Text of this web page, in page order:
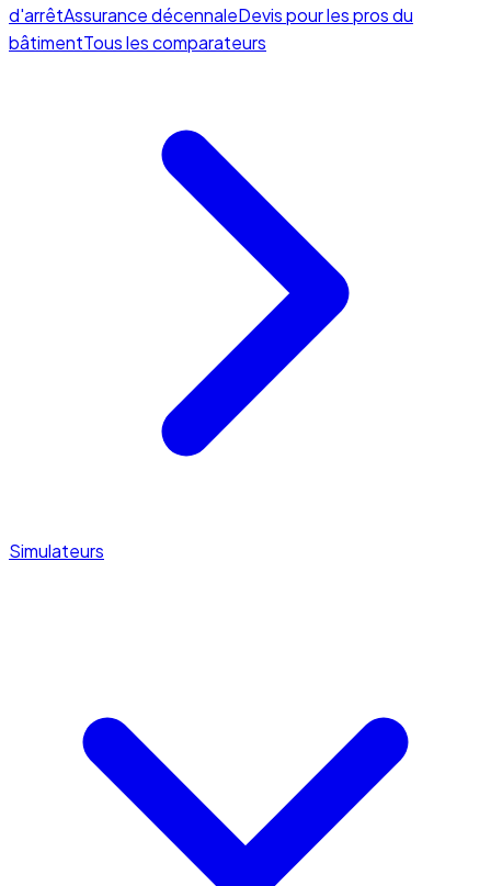
d'arrêtAssurance décennaleDevis pour les pros du
bâtimentTous les comparateurs
Simulateurs